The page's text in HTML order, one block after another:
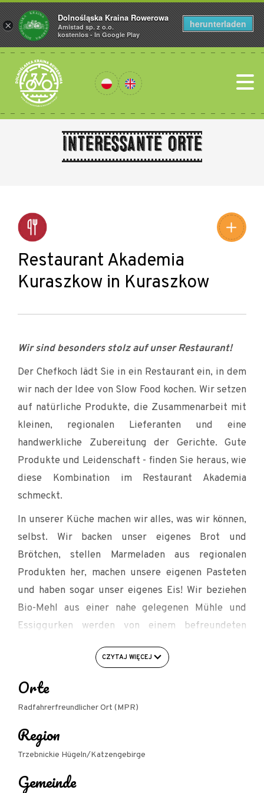
Interessante Orte
Restaurant Akademia
Kuraszkow in Kuraszkow
Wir sind besonders stolz auf unser Restaurant!
Der Chefkoch lädt Sie in ein Restaurant ein, in dem
wir nach der Idee von Slow Food kochen. Wir setzen
auf natürliche Produkte, die Zusammenarbeit mit
kleinen, regionalen Lieferanten und eine
handwerkliche Zubereitung der Gerichte. Gute
Produkte und Leidenschaft - finden Sie heraus, wie
diese Kombination im Restaurant Akademia
schmeckt.
In unserer Küche machen wir alles, was wir können,
selbst. Wir backen unser eigenes Brot und
Brötchen, stellen Marmeladen aus regionalen
Produkten her, machen unsere eigenen Pasteten
und haben sogar unser eigenes Eis! Wir beziehen
Bio-Mehl aus einer nahe gelegenen Mühle und
Essiggurken werden von einem befreundeten
Räucherkammer und eine Backstube mit Holzofen.
Wir bauen Kräuter und Gemüse an. Wir legen
großen Wert auf die Qualität unserer Gerichte,
denn wir wollen Sie gesund und lecker ernähren.
Unser Ziel ist es, traditionelle polnische Gerichte
zu kreieren, aber mit einem modernen Twist. So
wiederentdecken, die Sie bereits zu kennen
CZYTAJ WIĘCEJ
Orte
Radfahrerfreundlicher Ort (MPR)
Region
Trzebnickie Hügeln/Katzengebirge
Gemeinde
×
Dolnośląska Kraina Rowerowa
Amistad sp. z o.o.
kostenlos - In Google Play
herunterladen